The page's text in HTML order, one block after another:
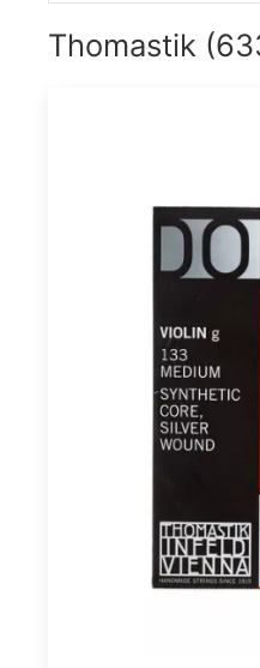
Thomastik